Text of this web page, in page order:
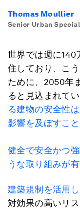
Thomas Moullier
Senior Urban
世界では週に140
住しており、こ
ために、2050年
ると見込まれて
る建物の安全性
影響を及ぼすこと
健全で安全かつ
うな取り組みが
建築規制を活用
対効果の高いリ